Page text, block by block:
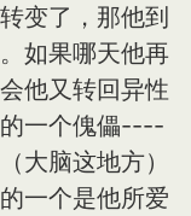
变了，那他到
如果哪天他再
他又转回异性
一个傀儡----
大脑这地方）
一个是他所爱